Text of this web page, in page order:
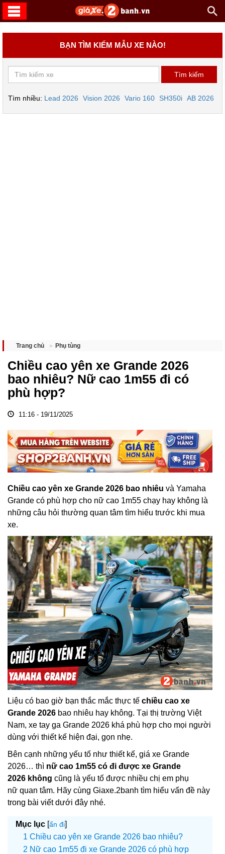
BẠN TÌM KIẾM MẪU XE NÀO!
Tìm nhiều: Lead 2026 Vision 2026 Vario 160 SH350i AB 2026
Trang chủ Phụ tùng
Chiều cao yên xe Grande 2026
bao nhiêu? Nữ cao 1m55 đi có
phù hợp?
11:16 - 19/11/2025
Chiều cao yên xe Grande 2026 bao nhiêu và Yamaha
Grande có phù hợp cho nữ cao 1m55 chạy hay không là
những câu hỏi thường quan tâm tìm hiểu trước khi mua
xe.
Liệu có bao giờ bạn thắc mắc thực tế chiều cao xe
Grande 2026 bao nhiêu hay không. Tại thị trường Việt
Nam, xe tay ga Grande 2026 khá phù hợp cho mọi người
dùng với thiết kế hiện đại, gọn nhẹ.
Bên cạnh những yếu tố như thiết kế, giá xe Grande
2026… thì nữ cao 1m55 có đi được xe Grande
2026 không cũng là yếu tố được nhiều chị em phụ
nữ quan tâm. Hãy cùng Giaxe.2banh tìm hiểu vấn đề này
trong bài viết dưới đây nhé.
Mục lục [ẩn đi]
Chiều cao yên xe Grande 2026 bao nhiêu?
Nữ cao 1m55 đi xe Grande 2026 có phù hợp